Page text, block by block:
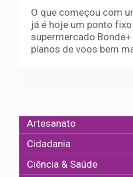
O que começou com
já é hoje um ponto
supermercado
planos de voos bem
Artesanato
Cidadania
Ciência & Saúde